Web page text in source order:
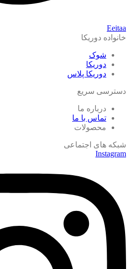
Eeitaa
خانواده دوریکا
شوک
دوریکا
دوریکا پلاس
دسترسی سریع
درباره ما
تماس با ما
محصولات
شبکه های اجتماعی
Instagram